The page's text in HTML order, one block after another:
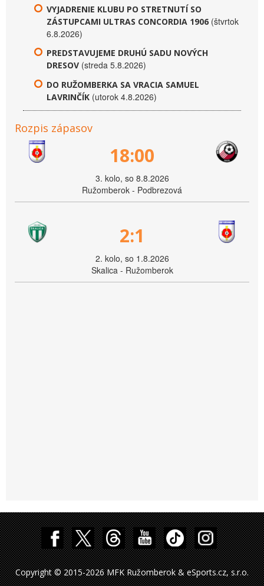
VYJADRENIE KLUBU PO STRETNUTÍ SO
ZÁSTUPCAMI ULTRAS CONCORDIA 1906 (štvrtok
6.8.2026)
PREDSTAVUJEME DRUHÚ SADU NOVÝCH
DRESOV (streda 5.8.2026)
DO RUŽOMBERKA SA VRACIA SAMUEL
LAVRINČÍK (utorok 4.8.2026)
Rozpis zápasov
18:00
3. kolo, so 8.8.2026
Ružomberok - Podbrezová
2:1
2. kolo, so 1.8.2026
Skalica - Ružomberok
Copyright © 2015-2026 MFK Ružomberok & eSports.cz, s.r.o.